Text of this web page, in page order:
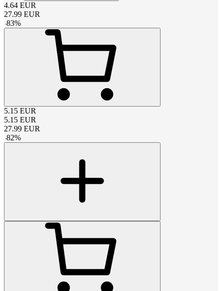
4.64 EUR
27.99 EUR
-83%
5.15 EUR
5.15 EUR
27.99 EUR
-82%